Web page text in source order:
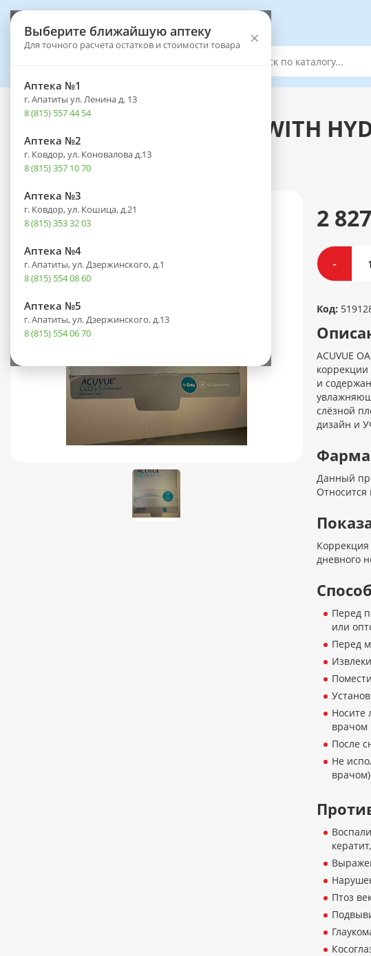
Выберите ближайшую аптеку
Для точного расчета остатков и стоимости товара ×
Аптека №1
г. Апатиты ул. Ленина д. 13
8 (815) 557 44 54
Аптека №2
г. Ковдор, ул. Коновалова д.13
8 (815) 357 10 70
Аптека №3
г. Ковдор, ул. Кошица, д.21
8 (815) 353 32 03
Аптека №4
г. Апатиты, ул. Дзержинского, д.1
8 (815) 554 08 60
Аптека №5
г. Апатиты, ул. Дзержинского, д.13
8 (815) 554 06 70
Каталог - Оптика - Контактные линзы
Линзы ACUVUE OASYS WITH
корриг. (-2,00) №30
2
-
Код:
ACUVUE
и
слёзной
дизайн и
Данный
Относится
дневного
Перед
или
Перед
Носите
врачом
После
Не
Птоз